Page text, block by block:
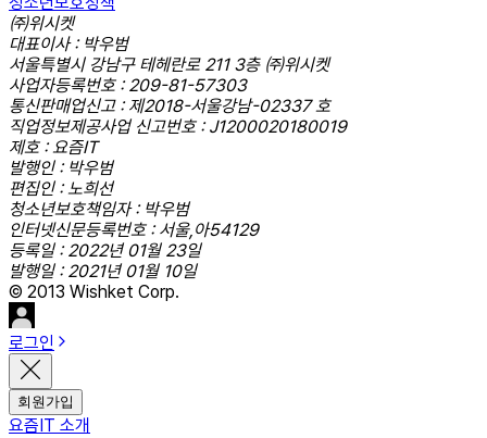
㈜위시켓
대표이사 : 박우범
서울특별시 강남구 테헤란로 211 3층 ㈜위시켓
사업자등록번호 : 209-81-57303
통신판매업신고 : 제2018-서울강남-02337 호
직업정보제공사업 신고번호 : J1200020180019
제호 : 요즘IT
발행인 : 박우범
편집인 : 노희선
청소년보호책임자 : 박우범
인터넷신문등록번호 : 서울,아54129
등록일 : 2022년 01월 23일
발행일 : 2021년 01월 10일
© 2013 Wishket Corp.
로그인
회원가입
요즘IT 소개